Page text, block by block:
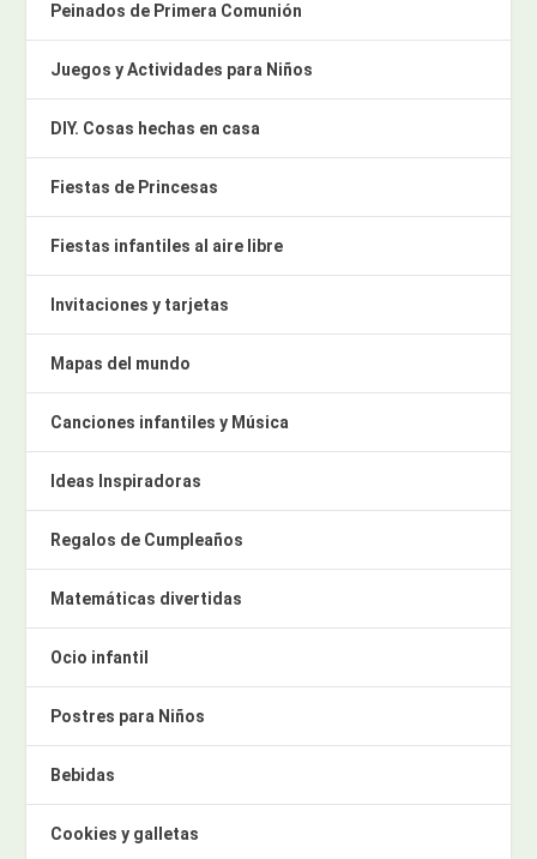
Peinados de Primera Comunión
Juegos y Actividades para Niños
DIY. Cosas hechas en casa
Fiestas de Princesas
Fiestas infantiles al aire libre
Invitaciones y tarjetas
Mapas del mundo
Canciones infantiles y Música
Ideas Inspiradoras
Regalos de Cumpleaños
Matemáticas divertidas
Ocio infantil
Postres para Niños
Bebidas
Cookies y galletas